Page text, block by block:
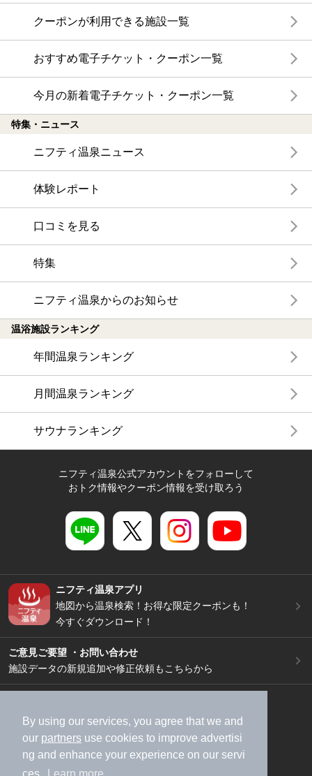
By using our services, you agree that we and
our partners use cookies to improve advertisi
ng and enhance your experience on our servi
クーポンが利用できる施設一覧
おすすめ電子チケット・クーポン一覧
今月の新着電子チケット・クーポン一覧
特集・ニュース
ニフティ温泉ニュース
体験レポート
口コミを見る
特集
ニフティ温泉からのお知らせ
温浴施設ランキング
年間温泉ランキング
月間温泉ランキング
サウナランキング
ニフティ温泉公式アカウントをフォローして
おトク情報やクーポン情報を受け取ろう
ニフティ温泉アプリ
地図から温泉検索！お得な限定クーポンも！
今すぐダウンロード！
ご意見ご要望 ・お問い合わせ
施設データの新規追加や修正依頼もこちらから
加盟店募集（資料請求）
広告出稿のご案内
利用規約
ライフスタイルMEMBERS+規約
特定商取引法に基づく表記
ヘルプ
採用情報